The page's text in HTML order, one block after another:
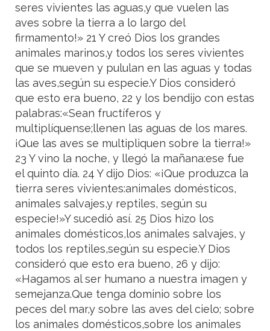
seres vivientes las aguas,y que vuelen las
aves sobre la tierra a lo largo del
firmamento!» 21 Y creó Dios los grandes
animales marinos,y todos los seres vivientes
que se mueven y pululan en las aguas y todas
las aves,según su especie.Y Dios consideró
que esto era bueno, 22 y los bendijo con estas
palabras:«Sean fructíferos y
multiplíquense;llenen las aguas de los mares.
¡Que las aves se multipliquen sobre la tierra!»
23 Y vino la noche, y llegó la mañana:ese fue
el quinto día. 24 Y dijo Dios: «¡Que produzca la
tierra seres vivientes:animales domésticos,
animales salvajes,y reptiles, según su
especie!»Y sucedió así. 25 Dios hizo los
animales domésticos,los animales salvajes, y
todos los reptiles,según su especie.Y Dios
consideró que esto era bueno, 26 y dijo:
«Hagamos al ser humano a nuestra imagen y
semejanza.Que tenga dominio sobre los
peces del mar,y sobre las aves del cielo; sobre
los animales domésticos,sobre los animales